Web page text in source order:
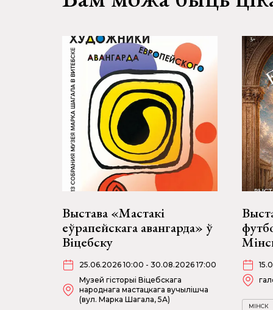
Выстава «Мастакі
еўрапейскага авангарда» ў
Віцебску
25.06.2026 10:00 - 30.08.2026 17:00
Музей гісторыі Віцебскага
народнага мастацкага вучылішча
(вул. Марка Шагала, 5А)
МІНСК